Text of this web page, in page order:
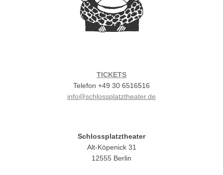
TICKETS
Telefon +49 30 6516516
info@schlossplatztheater.de
Schlossplatztheater
Alt-Köpenick 31
12555 Berlin